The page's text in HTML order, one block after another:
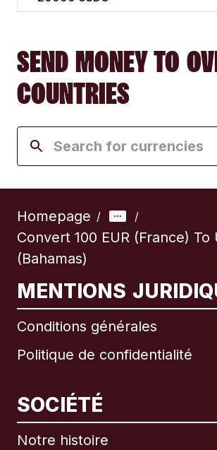
SEND MONEY TO
COUNTRIES
Homepage / /
Convert 100 EUR (France) To
(Bahamas)
MENTIONS
Conditions générales
Politique de confidentialité
SOCIÉTÉ
Notre histoire